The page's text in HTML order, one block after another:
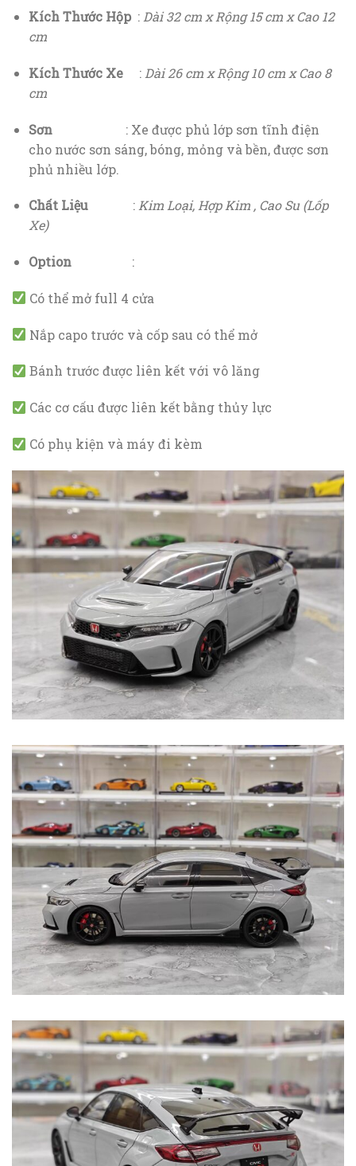
Kích Thước Hộp: Dài 32 cm x Rộng 15 cm x Cao 12
cm
Kích Thước Xe: Dài 26 cm x Rộng 10 cm x Cao 8
cm
Sơn: Xe được phủ lớp sơn tĩnh điện
cho nước sơn sáng, bóng, mỏng và bền, được sơn
phủ nhiều lớp.
Chất Liệu:Kim Loại, Hợp Kim , Cao Su (Lốp
Xe)
Option:
Có thể mở full 4 cửa
Nắp capo trước và cốp sau có thể mở
Bánh trước được liên kết với vô lăng
Các cơ cấu được liên kết bằng thủy lực
Có phụ kiện và máy đi kèm